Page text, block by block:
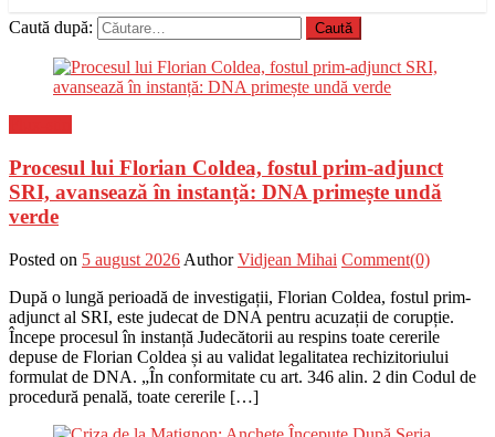
Caută după:
Procesul lui Florian Coldea, fostul prim-adjunct
SRI, avansează în instanță: DNA primește undă
verde
Posted on 5 august 2026 Author Vidjean Mihai Comment(0)
După o lungă perioadă de investigații, Florian Coldea, fostul prim-
adjunct al SRI, este judecat de DNA pentru acuzații de corupție.
Începe procesul în instanță Judecătorii au respins toate cererile
depuse de Florian Coldea și au validat legalitatea rechizitoriului
formulat de DNA. „În conformitate cu art. 346 alin. 2 din Codul de
procedură penală, toate cererile […]